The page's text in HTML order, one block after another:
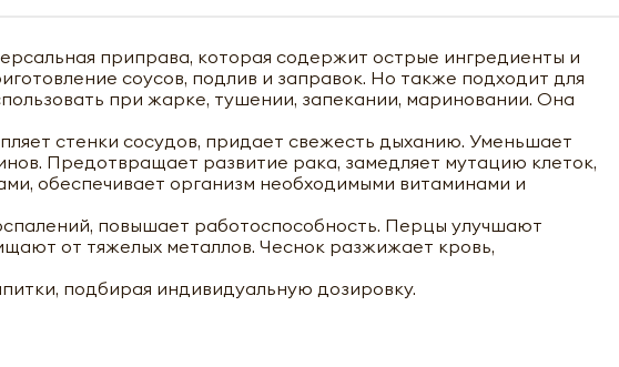
приправа, которая содержит острые ингредиенты и
соусов, подлив и заправок. Но также подходит для
при жарке, тушении, запекании, мариновании. Она
стенки сосудов, придает свежесть дыханию. Уменьшает
Предотвращает развитие рака, замедляет мутацию клеток,
обеспечивает организм необходимыми витаминами и
повышает работоспособность. Перцы улучшают
от тяжелых металлов. Чеснок разжижает кровь,
подбирая индивидуальную дозировку.